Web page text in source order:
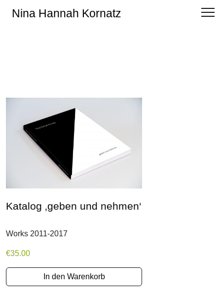
Nina Hannah Kornatz
Katalog ‚geben und nehmen‘
Works 2011-2017
€35.00
In den Warenkorb